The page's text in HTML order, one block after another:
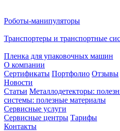
Роботы-манипуляторы
Транспортеры и транспортные
Пленка для упаковочных машин
О компании
Сертификаты Портфолио Отзывы
Новости
Статьи Металлодетекторы:
системы: полезные материалы
Сервисные услуги
Сервисные центры Тарифы
Контакты